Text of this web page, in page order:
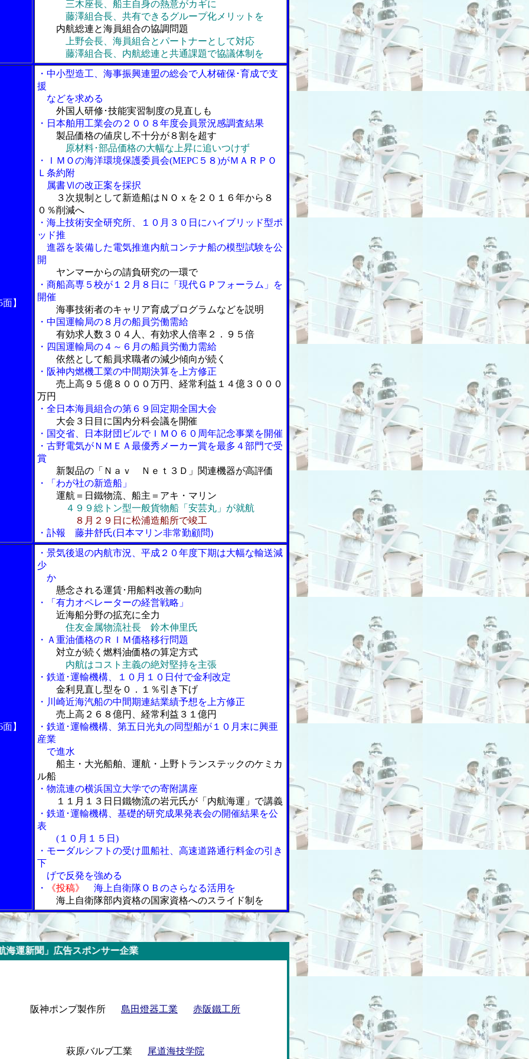
三木座長、船主自身の熱意がカギに
藤澤組合長、共有できるグループ化メリットを
内航総連と海員組合の協調問題
上野会長、海員組合とパートナーとして対応
藤澤組合長、内航総連と共通課題で協議体制を
】
・中小型造工、海事振興連盟の総会で人材確保･育成で支
援
などを求める
外国人研修･技能実習制度の見直しも
・日本舶用工業会の２００８年度会員景況感調査結果
製品価格の値戻し不十分が８割を超す
原材料･部品価格の大幅な上昇に追いつけず
・ＩＭＯの海洋環境保護委員会(MEPC５８)がＭＡＲＰＯ
Ｌ条約附
属書Ⅵの改正案を採択
３次規制として新造船はＮＯｘを２０１６年から８
０％削減へ
・海上技術安全研究所、１０月３０日にハイブリッド型ポ
ッド推
進器を装備した電気推進内航コンテナ船の模型試験を公
開
ヤンマーからの請負研究の一環で
・商船高専５校が１２月８日に「現代ＧＰフォーラム」を
開催
海事技術者のキャリア育成プログラムなどを説明
・中国運輸局の８月の船員労働需給
有効求人数３０４人、有効求人倍率２．９５倍
・四国運輸局の４～６月の船員労働力需給
依然として船員求職者の減少傾向が続く
・阪神内燃機工業の中間期決算を上方修正
売上高９５億８０００万円、経常利益１４億３０００
万円
・全日本海員組合の第６９回定期全国大会
大会３日目に国内分科会議を開催
・国交省、日本財団ビルでＩＭＯ６０周年記念事業を開催
・古野電気がＮＭＥＡ最優秀メーカー賞を最多４部門で受
賞
新製品の「Ｎａｖ Ｎｅｔ３Ｄ」関連機器が高評価
・「わが社の新造船」
運航＝日鐵物流、船主＝アキ・マリン
４９９総トン型一般貨物船「安芸丸」が就航
８月２９日に松浦造船所で竣工
・訃報 藤井舒氏(日本マリン非常勤顧問)
】
・景気後退の内航市況、平成２０年度下期は大幅な輸送減
少
か
懸念される運賃･用船料改善の動向
・「有力オペレーターの経営戦略」
近海船分野の拡充に全力
住友金属物流社長 鈴木伸里氏
・Ａ重油価格のＲＩＭ価格移行問題
対立が続く燃料油価格の算定方式
内航はコスト主義の絶対堅持を主張
・鉄道･運輸機構、１０月１０日付で金利改定
金利見直し型を０．１％引き下げ
・川崎近海汽船の中間期連結業績予想を上方修正
売上高２６８億円、経常利益３１億円
・鉄道･運輸機構、第五日光丸の同型船が１０月末に興亜
産業
で進水
船主・大光船舶、運航・上野トランステックのケミカ
ル船
・物流連の横浜国立大学での寄附講座
１１月１３日日鐵物流の岩元氏が「内航海運」で講義
・鉄道･運輸機構、基礎的研究成果発表会の開催結果を公
表
(１０月１５日)
・モーダルシフトの受け皿船社、高速道路通行料金の引き
下
げで反発を強める
・
《投稿》
海上自衛隊ＯＢのさらなる活用を
海上自衛隊部内資格の国家資格へのスライド制を
スポンサー企業
阪神ポンプ製作所 島田燈器工業 赤阪鐵工所
萩原バルブ工業 尾道海技学院